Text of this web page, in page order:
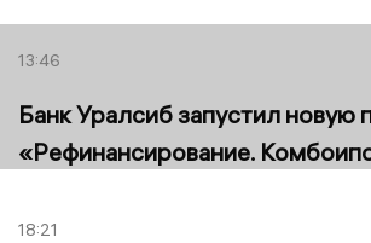
13:46
Банк Уралсиб запустил новую
«Рефинансирование.
18:21